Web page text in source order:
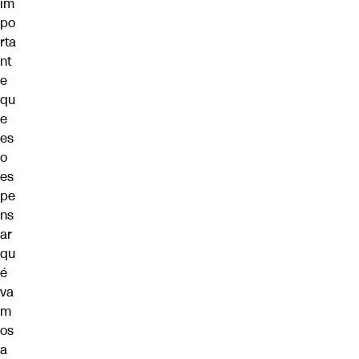
po
rta
nt
e
qu
e
es
o
es
pe
ns
ar
qu
é
va
m
os
a